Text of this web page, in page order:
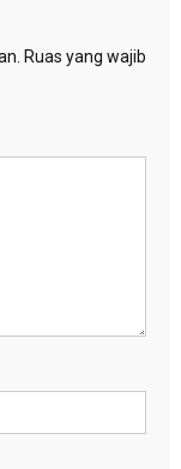
Ruas yang wajib